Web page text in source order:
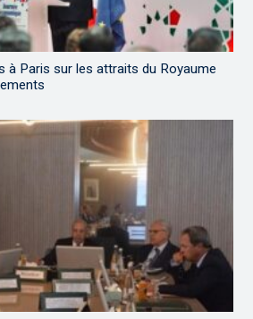
à Paris sur les attraits du Royaume